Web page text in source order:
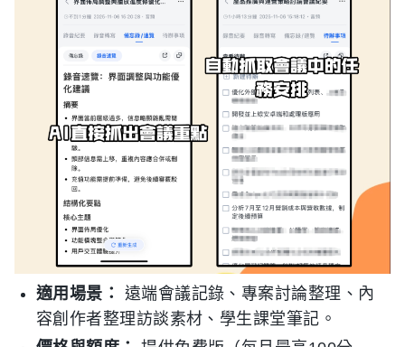
適用場景：
遠端會議記錄、專案討論整理、內
容創作者整理訪談素材、學生課堂筆記。